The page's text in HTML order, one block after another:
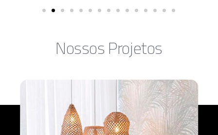
Nossos Projetos​